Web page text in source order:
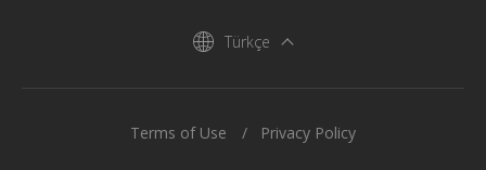
Türkçe
Terms of Use Privacy Policy